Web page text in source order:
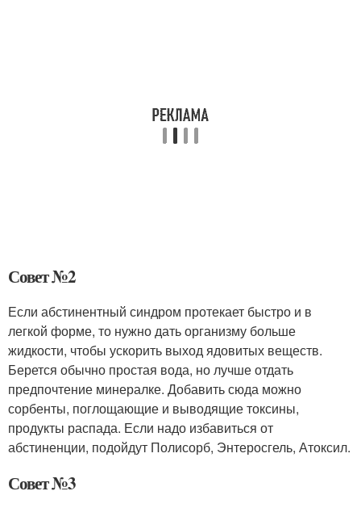
Совет №2
Если абстинентный синдром протекает быстро и в
легкой форме, то нужно дать организму больше
жидкости, чтобы ускорить выход ядовитых веществ.
Берется обычно простая вода, но лучше отдать
предпочтение минералке. Добавить сюда можно
сорбенты, поглощающие и выводящие токсины,
продукты распада. Если надо избавиться от
абстиненции, подойдут Полисорб, Энтеросгель, Атоксил.
Совет №3